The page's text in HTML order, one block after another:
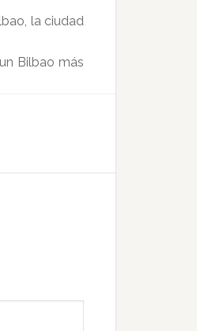
la ciudad
Bilbao más